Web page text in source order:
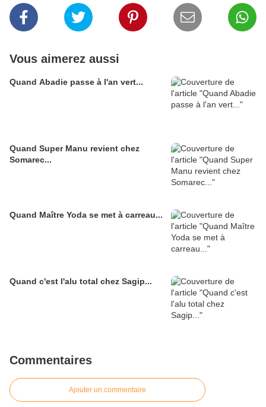
Vous aimerez aussi
Quand Abadie passe à l'an vert...
Quand Super Manu revient chez
Somarec...
Quand Maître Yoda se met à carreau...
Quand c'est l'alu total chez Sagip...
Commentaires
Ajouter un commentaire